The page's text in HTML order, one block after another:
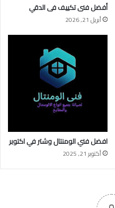
أفضل فنى تكييف فى الدقي
أبريل 21, 2026
افضل فني الومنتال وشتر في اكتوبر
أكتوبر 21, 2025